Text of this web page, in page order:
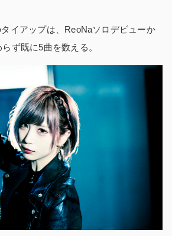
タイアップは、ReoNaソロデビューか
ず既に5曲を数える。